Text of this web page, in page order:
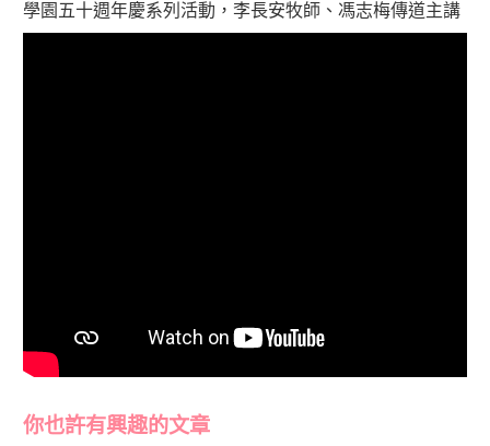
學園五十週年慶系列活動， 李長安牧師、馮志梅傳道主講
你也許有興趣的文章